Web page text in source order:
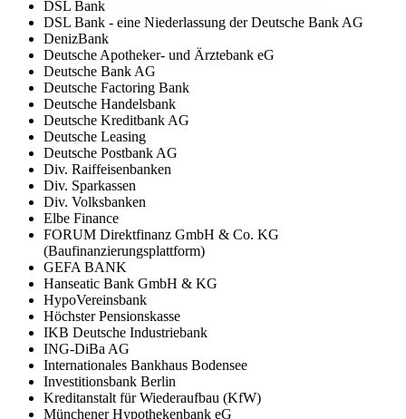
DSL Bank
DSL Bank - eine Niederlassung der Deutsche Bank AG
DenizBank
Deutsche Apotheker- und Ärztebank eG
Deutsche Bank AG
Deutsche Factoring Bank
Deutsche Handelsbank
Deutsche Kreditbank AG
Deutsche Leasing
Deutsche Postbank AG
Div. Raiffeisenbanken
Div. Sparkassen
Div. Volksbanken
Elbe Finance
FORUM Direktfinanz GmbH & Co. KG
(Baufinanzierungsplattform)
GEFA BANK
Hanseatic Bank GmbH & KG
HypoVereinsbank
Höchster Pensionskasse
IKB Deutsche Industriebank
ING-DiBa AG
Internationales Bankhaus Bodensee
Investitionsbank Berlin
Kreditanstalt für Wiederaufbau (KfW)
Münchener Hypothekenbank eG